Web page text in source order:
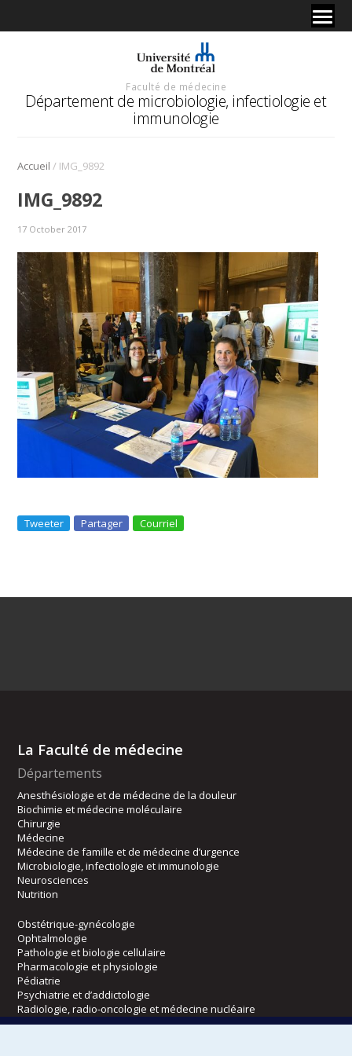
Faculté de médecine
Département de microbiologie, infectiologie et
immunologie
Accueil / IMG_9892
IMG_9892
17 October 2017
Tweeter Partager Courriel
La Faculté de médecine
Départements
Anesthésiologie et de médecine de la douleur
Biochimie et médecine moléculaire
Chirurgie
Médecine
Médecine de famille et de médecine d’urgence
Microbiologie, infectiologie et immunologie
Neurosciences
Nutrition
Obstétrique-gynécologie
Ophtalmologie
Pathologie et biologie cellulaire
Pharmacologie et physiologie
Pédiatrie
Psychiatrie et d’addictologie
Radiologie, radio-oncologie et médecine nucléaire